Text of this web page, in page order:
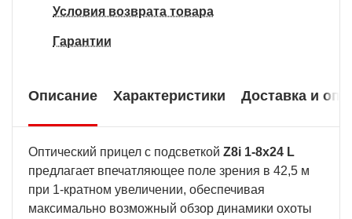
Условия возврата товара
Гарантии
Описание Характеристики Доставка и
Оптический прицел с подсветкой Z8i 1-8x24 L
предлагает впечатляющее поле зрения в 42,5 м
при 1-кратном увеличении, обеспечивая
максимально возможный обзор динамики охоты